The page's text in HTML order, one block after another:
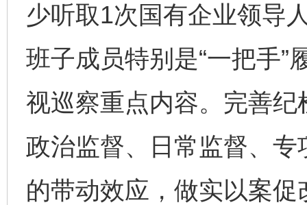
少听取1次国有企业领导
班子成员特别是“一把手”
视巡察重点内容。完善
政治监督、日常监督、
的带动效应，做实以案